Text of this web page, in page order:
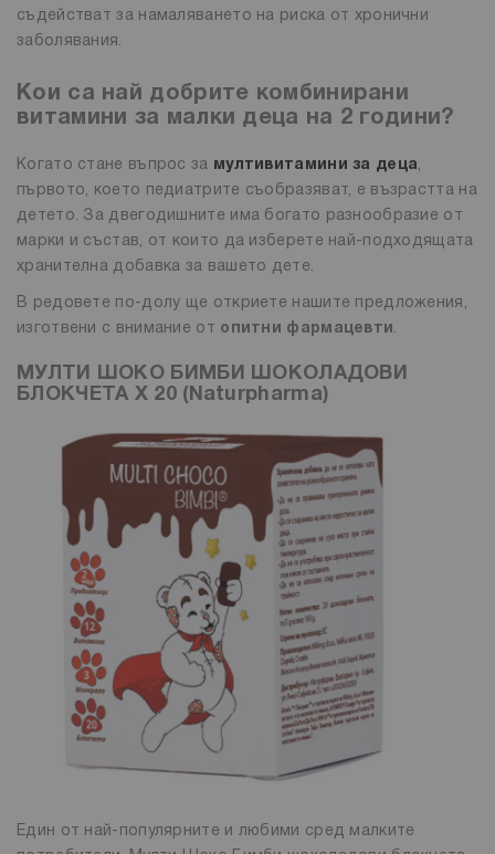
съдействат за намаляването на риска от хронични
заболявания.
Кои са най добрите комбинирани
витамини за малки деца на 2 години?
Когато стане въпрос за мултивитамини за деца,
първото, което педиатрите съобразяват, е възрастта на
детето. За двегодишните има богато разнообразие от
марки и състав, от които да изберете най-подходящата
хранителна добавка за вашето дете.
В редовете по-долу ще откриете нашите предложения,
изготвени с внимание от опитни фармацевти .
МУЛТИ ШОКО БИМБИ ШОКОЛАДОВИ
БЛОКЧЕТА Х 20 (Naturpharma)
Един от най-популярните и любими сред малките